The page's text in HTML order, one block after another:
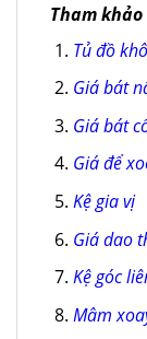
Tham
Tủ đồ khô
Giá bát
Giá bát
Giá để
Kệ gia vị
Giá dao
Kệ góc
Mâm